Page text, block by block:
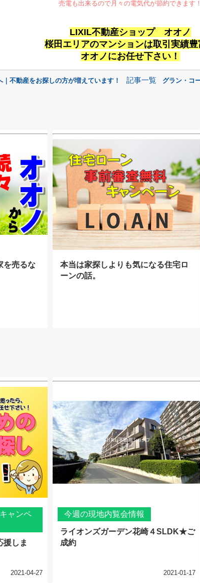
売電も出来るので月々の電気代が節約できます！
LIXIL不動産ショップ オオノ
桜田エリアのマンションは取引実績豊
オオノにお任せ下さい！
不動産をお探しの方が増えています！ 記事一覧 グラン・コ
を売るな
本当は家探しよりも気になる住宅ロ
ーンの話。
ャンペ
援しま
2021-04-27
今週の現地内覧会情報
ライオンズガーデン花崎４SLDK★ご
成約
2021-01-17